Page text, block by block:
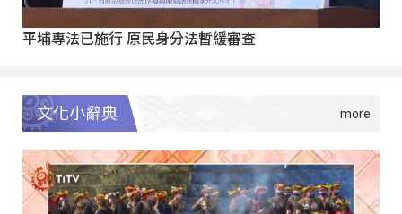
平埔專法已施行 原民身分法暫緩審查
文化小辭典